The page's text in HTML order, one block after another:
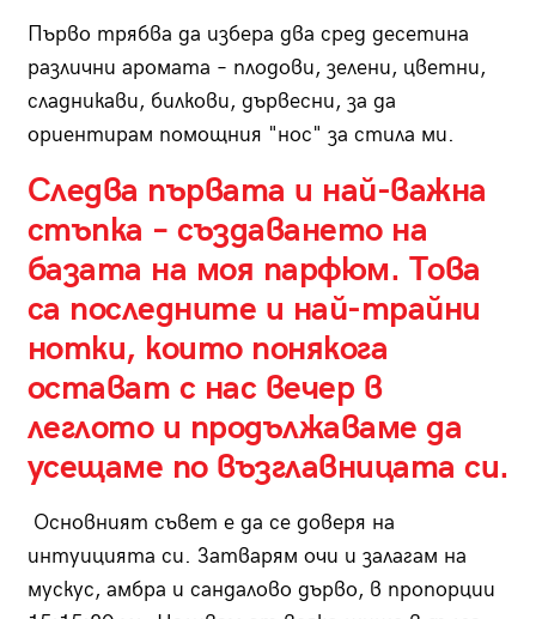
Първо трябва да избера два сред десетина
различни аромата – плодови, зелени, цветни,
сладникави, билкови, дървесни, за да
ориентирам помощния "нос" за стила ми.
Следва първата и най-важна
стъпка – създаването на
базата на моя парфюм. Това
са последните и най-трайни
нотки, които понякога
остават с нас вечер в
леглото и продължаваме да
усещаме по възглавницата си.
Основният съвет е да се доверя на
интуицията си. Затварям очи и залагам на
мускус, амбра и сандалово дърво, в пропорции